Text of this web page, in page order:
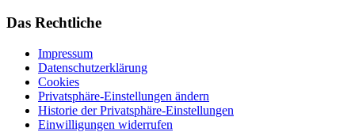
Das Rechtliche
Impressum
Datenschutzerklärung
Cookies
Privatsphäre-Einstellungen ändern
Historie der Privatsphäre-Einstellungen
Einwilligungen widerrufen